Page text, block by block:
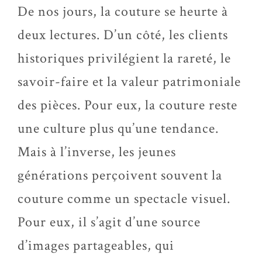
De nos jours, la couture se heurte à
deux lectures. D’un côté, les clients
historiques privilégient la rareté, le
savoir-faire et la valeur patrimoniale
des pièces. Pour eux, la couture reste
une culture plus qu’une tendance.
Mais à l’inverse, les jeunes
générations perçoivent souvent la
couture comme un spectacle visuel.
Pour eux, il s’agit d’une source
d’images partageables, qui